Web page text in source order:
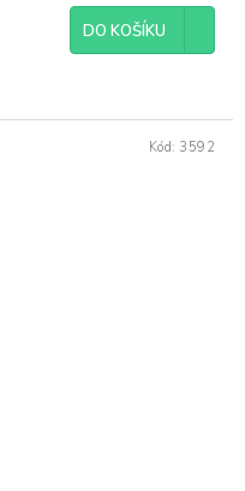
DO KOŠÍKU
Kód: 3592